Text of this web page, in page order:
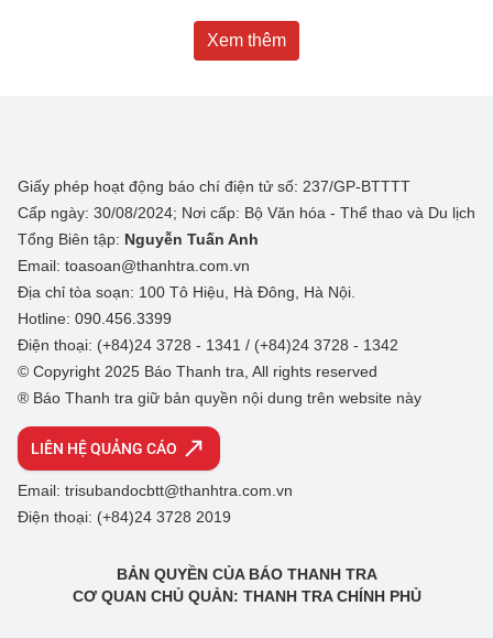
Xem thêm
Giấy phép hoạt động báo chí điện tử số: 237/GP-BTTTT
Cấp ngày: 30/08/2024; Nơi cấp: Bộ Văn hóa - Thể thao và Du lịch
Tổng Biên tập: Nguyễn Tuấn Anh
Email: toasoan@thanhtra.com.vn
Địa chỉ tòa soạn: 100 Tô Hiệu, Hà Đông, Hà Nội.
Hotline: 090.456.3399
Điện thoại: (+84)24 3728 - 1341 / (+84)24 3728 - 1342
© Copyright 2025 Báo Thanh tra, All rights reserved
® Báo Thanh tra giữ bản quyền nội dung trên website này
LIÊN HỆ QUẢNG CÁO
Email: trisubandocbtt@thanhtra.com.vn
Điện thoại: (+84)24 3728 2019
BẢN QUYỀN CỦA BÁO THANH TRA
CƠ QUAN CHỦ QUẢN: THANH TRA CHÍNH PHỦ